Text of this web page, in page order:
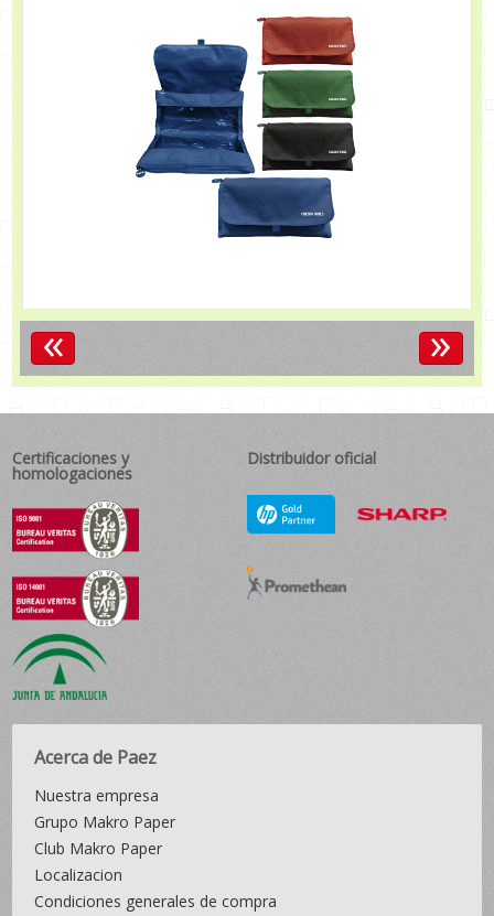
« »
Certificaciones y
homologaciones
Distribuidor oficial
Acerca de Paez
Nuestra empresa
Grupo Makro Paper
Club Makro Paper
Localizacion
Condiciones generales de compra